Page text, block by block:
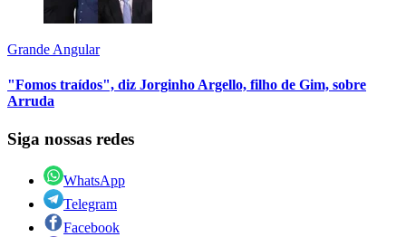
Grande Angular
"Fomos traídos", diz Jorginho Argello, filho de Gim, sobre
Arruda
Siga nossas redes
WhatsApp
Telegram
Facebook